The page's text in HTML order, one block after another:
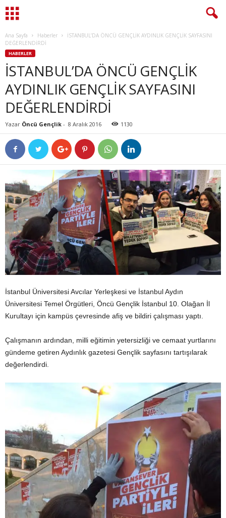
Ana Sayfa Haberler
İSTANBUL’DA ÖNCÜ GENÇLİK AYDINLIK GENÇLİK SAYFASINI
DEĞERLENDİRDİ
HABERLER
İSTANBUL’DA ÖNCÜ GENÇLİK
AYDINLIK GENÇLİK SAYFASINI
DEĞERLENDİRDİ
Yazar Öncü Gençlik - 8 Aralık 2016 1130
İstanbul Üniversitesi Avcılar Yerleşkesi ve İstanbul Aydın
Üniversitesi Temel Örgütleri, Öncü Gençlik İstanbul 10. Olağan İl
Kurultayı için kampüs çevresinde afiş ve bildiri çalışması yaptı.
Çalışmanın ardından, milli eğitimin yetersizliği ve cemaat yurtlarını
gündeme getiren Aydınlık gazetesi Gençlik sayfasını tartışılarak
değerlendirdi.